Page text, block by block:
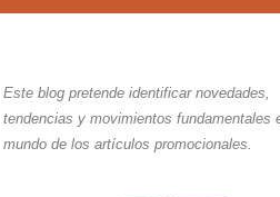
Este blog pretende identificar novedades,
tendencias y movimientos fundamentales
mundo de los artículos promocionales.